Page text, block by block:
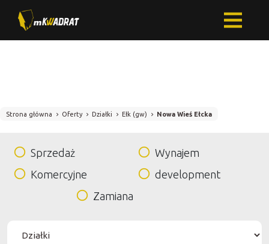
Strona główna Oferty Działki Ełk (gw) Nowa Wieś Ełcka
Sprzedaż
Wynajem
Komercyjne
development
Zamiana